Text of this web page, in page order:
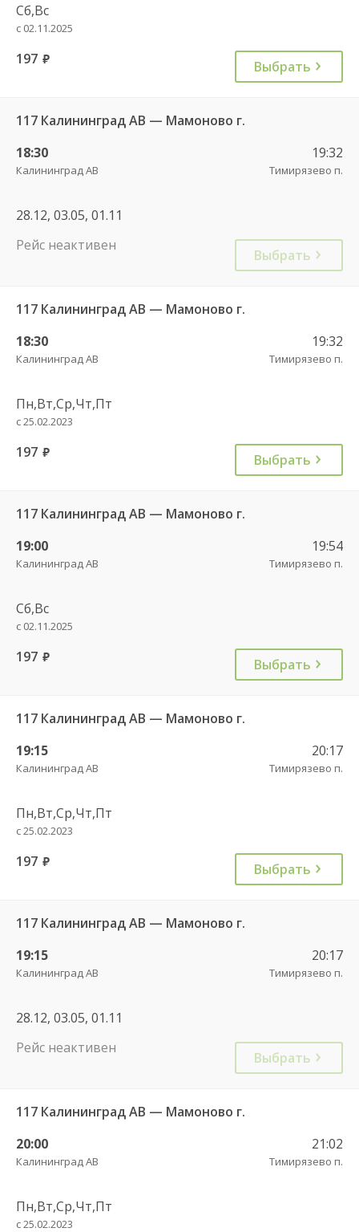
Сб,Вс
с 02.11.2025
197 руб. Выбрать
117 Калининград АВ — Мамоново г.
18:30
Калининград АВ
19:32
Тимирязево п.
28.12, 03.05, 01.11
Рейс неактивен
Выбрать
117 Калининград АВ — Мамоново г.
18:30
Калининград АВ
19:32
Тимирязево п.
Пн,Вт,Ср,Чт,Пт
с 25.02.2023
197 руб. Выбрать
117 Калининград АВ — Мамоново г.
19:00
Калининград АВ
19:54
Тимирязево п.
Сб,Вс
с 02.11.2025
197 руб. Выбрать
117 Калининград АВ — Мамоново г.
19:15
Калининград АВ
20:17
Тимирязево п.
Пн,Вт,Ср,Чт,Пт
с 25.02.2023
197 руб. Выбрать
117 Калининград АВ — Мамоново г.
19:15
Калининград АВ
20:17
Тимирязево п.
28.12, 03.05, 01.11
Рейс неактивен
Выбрать
117 Калининград АВ — Мамоново г.
20:00
Калининград АВ
21:02
Тимирязево п.
Пн,Вт,Ср,Чт,Пт
с 25.02.2023